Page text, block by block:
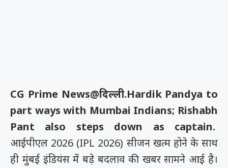
CG Prime News@दिल्ली.Hardik Pandya to
part ways with Mumbai Indians; Rishabh
Pant also steps down as captain.
आईपीएल 2026 (IPL 2026) सीजन खत्म होने के साथ
ही मुंबई इंडियंस में बड़े बदलाव की खबर सामने आई है।